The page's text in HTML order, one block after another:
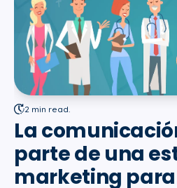
2 min read.
La
parte de una
marketing